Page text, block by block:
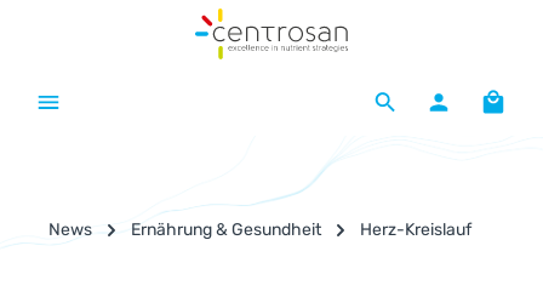
Zum Hauptinhalt springen
News Ernährung & Gesundheit Herz-Kreislauf